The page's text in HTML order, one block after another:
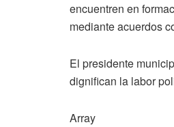
encuentren en
mediante acuerdos
El presidente
dignifican la labor
Array